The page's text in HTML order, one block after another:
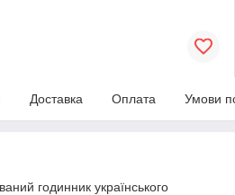
Доставка Оплата Умови
годинник українського